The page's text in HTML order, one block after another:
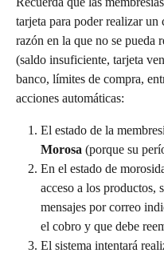
tarjeta para poder realizar
razón en la que no se pueda
(saldo insuficiente, tarjeta
banco, límites de compra,
acciones automáticas:
El estado de la
Morosa (porque su
En el estado de
acceso a los productos,
mensajes por correo
el cobro y que debe
El sistema intentará